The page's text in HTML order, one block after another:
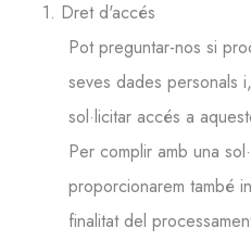
1. Dret d'accés
Pot preguntar-nos si
seves dades personals
sol·licitar accés a
Per complir amb una
proporcionarem també
finalitat del